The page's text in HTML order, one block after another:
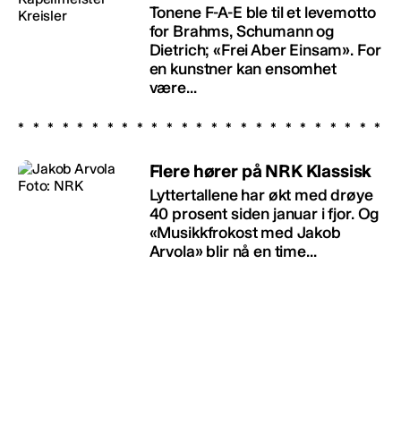
Tonene F-A-E ble til et levemotto
for Brahms, Schumann og
Dietrich; «Frei Aber Einsam». For
en kunstner kan ensomhet
være...
Flere hører på NRK Klassisk
Lyttertallene har økt med drøye
40 prosent siden januar i fjor. Og
«Musikkfrokost med Jakob
Arvola» blir nå en time...